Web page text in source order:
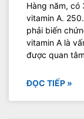
Hàng năm, có
vitamin A.
phải biến
vitamin A là
được quan
ĐỌC TIẾP »